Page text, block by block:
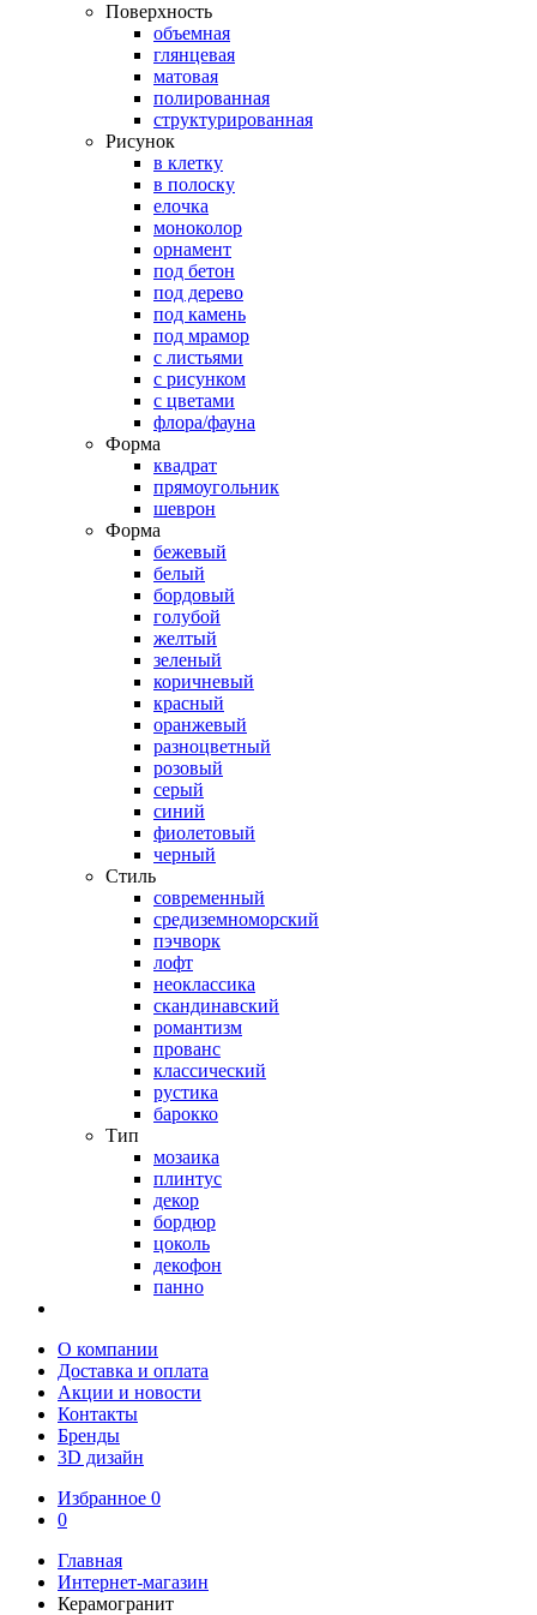
Поверхность
объемная
глянцевая
матовая
полированная
структурированная
Рисунок
в клетку
в полоску
елочка
моноколор
орнамент
под бетон
под дерево
под камень
под мрамор
с листьями
с рисунком
с цветами
флора/фауна
Форма
квадрат
прямоугольник
шеврон
Форма
бежевый
белый
бордовый
голубой
желтый
зеленый
коричневый
красный
оранжевый
разноцветный
розовый
серый
синий
фиолетовый
черный
Стиль
современный
средиземноморский
пэчворк
лофт
неоклассика
скандинавский
романтизм
прованс
классический
рустика
барокко
Тип
мозаика
плинтус
декор
бордюр
цоколь
декофон
панно
О компании
Доставка и оплата
Акции и новости
Контакты
Бренды
3D дизайн
Избранное 0
0
Главная
Интернет-магазин
Керамогранит